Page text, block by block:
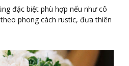
đặc biệt phù hợp nếu như cô
phong cách rustic, đưa thiên